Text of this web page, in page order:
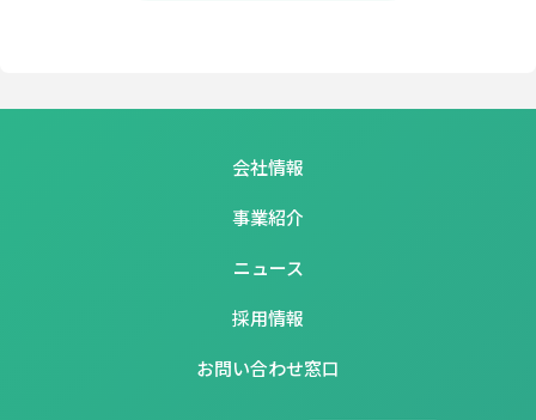
会社情報
事業紹介
ニュース
採用情報
お問い合わせ窓口